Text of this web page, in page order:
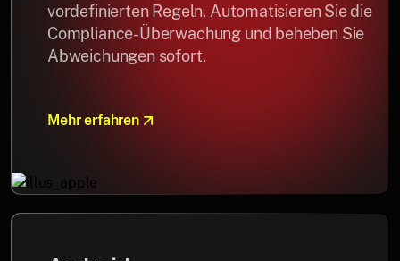
vordefinierten Regeln. Automatisieren Sie die
Compliance-Überwachung und beheben Sie
Abweichungen sofort.
Mehr erfahren